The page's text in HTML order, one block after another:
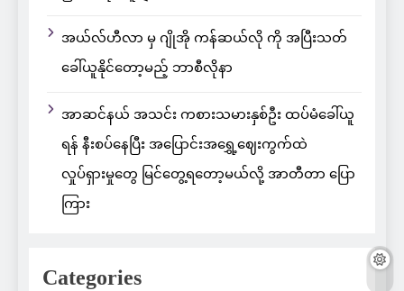
အယ်လ်ဟီလာ မှ ဂျိုအို ကန်ဆယ်လို ကို အပြီးသတ်
ခေါ်ယူနိုင်တော့မည့် ဘာစီလိုနာ
အာဆင်နယ် အသင်း ကစားသမားနှစ်ဦး ထပ်မံခေါ်ယူ
ရန် နီးစပ်နေပြီး အပြောင်းအရွှေ့ဈေးကွက်ထဲ
လှုပ်ရှားမှုတွေ မြင်တွေ့ရတော့မယ်လို့ အာတီတာ ပြော
ကြား
Categories